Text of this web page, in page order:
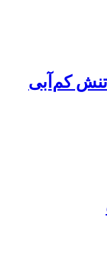
کم‌آبی